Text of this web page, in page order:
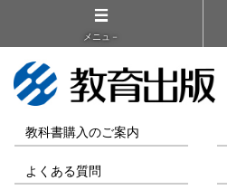
メニュ－
教科書購入のご案内
よくある質問